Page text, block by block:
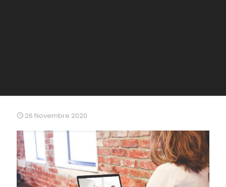
26 Novembre 2020